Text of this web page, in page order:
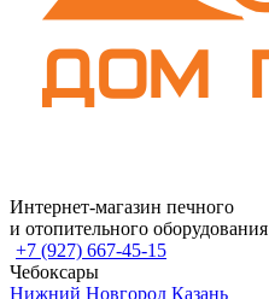
Интернет-магазин печного
и отопительного оборудования
+7 (927) 667-45-15
Чебоксары
Нижний Новгород Казань